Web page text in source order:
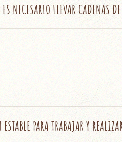
NECESARIO LLEVAR CADENAS
PARA TRABAJAR Y